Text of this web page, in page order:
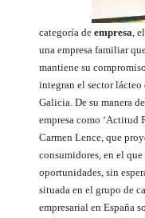
categoría deempresa,
una empresa familiar
mantiene su
integran el sector lácteo
Galicia. De su manera
empresa como ‘Actitud
Carmen Lence, que
consumidores, en el
oportunidades, sin
situada en el grupo de
empresarial en España